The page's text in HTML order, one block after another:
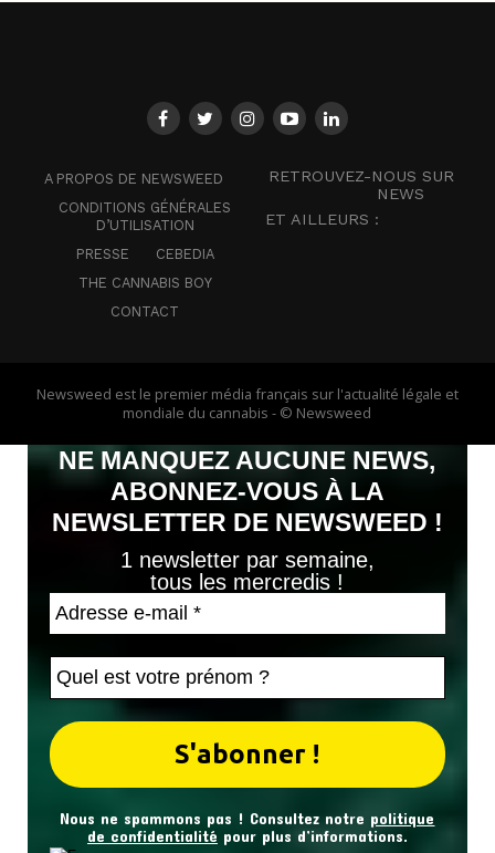
A PROPOS DE NEWSWEED
CONDITIONS GÉNÉRALES
D’UTILISATION
PRESSE
CEBEDIA
THE CANNABIS BOY
CONTACT
RETROUVEZ-NOUS SUR
NEWS
ET AILLEURS :
Newsweed est le premier média français sur l'actualité légale et
mondiale du cannabis - © Newsweed
NE MANQUEZ AUCUNE NEWS,
ABONNEZ-VOUS À LA
NEWSLETTER DE NEWSWEED !
1 newsletter par semaine,
tous les mercredis !
Nous ne spammons pas ! Consultez notre politique
de confidentialité pour plus d’informations.